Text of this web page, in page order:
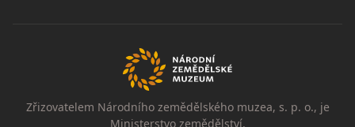
Zřizovatelem Národního zemědělského muzea, s. p. o., je
Ministerstvo zemědělství.